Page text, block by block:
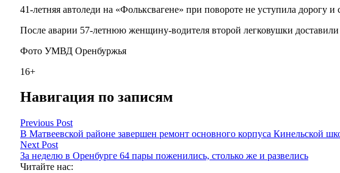
41-летняя автоледи на «Фольксвагене» при повороте не уступила дорогу и
После аварии 57-летнюю женщину-водителя второй легковушки
Фото УМВД Оренбуржья
16+
Навигация по записям
Previous Post
В Матвеевской районе завершен ремонт основного корпуса Кинельской
Next Post
За неделю в Оренбурге 64 пары поженились, столько же и развелись
Читайте нас: